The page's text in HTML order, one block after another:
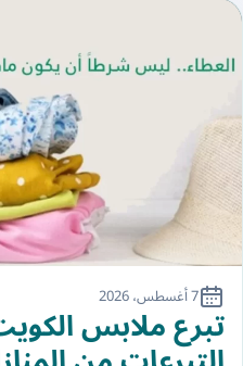
7 أغسطس، 2026
تبرع ملابس